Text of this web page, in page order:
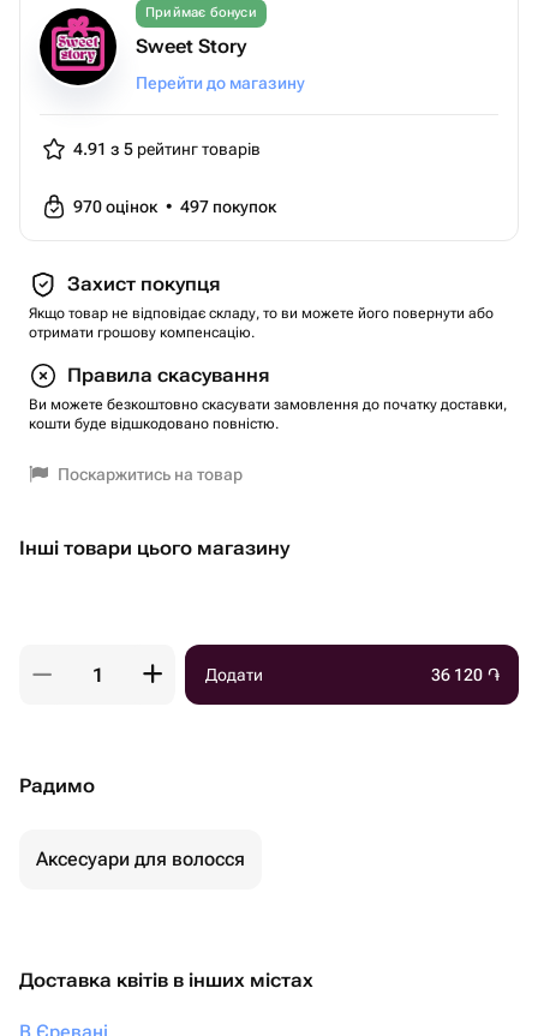
Приймає бонуси
Sweet Story
Перейти до магазину
4.91 з 5 рейтинг товарів
970оцінок • 497 покупок
Захист покупця
Якщо товар не відповідає складу, то ви можете його повернути або
отримати грошову компенсацію.
Правила скасування
Ви можете безкоштовно скасувати замовлення до початку доставки,
кошти буде відшкодовано повністю.
Поскаржитись на товар
Інші товари цього магазину
Додати 36 120 ֏
Радимо
Аксесуари для волосся
Доставка квітів в інших містах